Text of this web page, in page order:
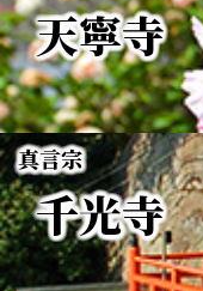
天寧寺
真言宗
千光寺